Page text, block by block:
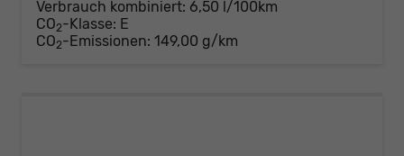
Verbrauch kombiniert: 6,50 l/100km
CO2-Klasse: E
CO2-Emissionen: 149,00 g/km